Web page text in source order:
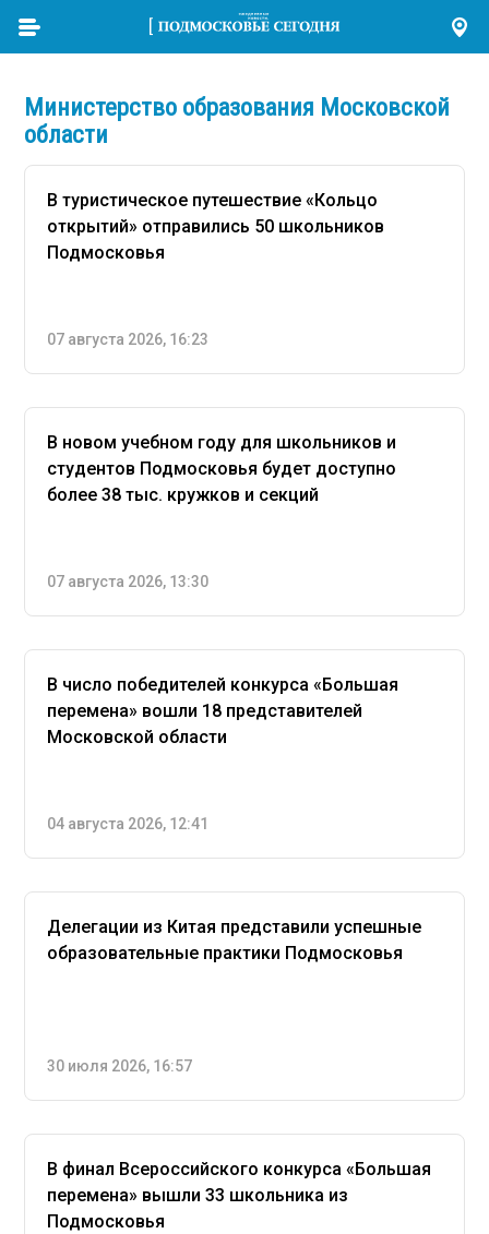
Министерство образования Московской
области
В туристическое путешествие «Кольцо
открытий» отправились 50 школьников
Подмосковья
07 августа 2026, 16:23
В новом учебном году для школьников и
студентов Подмосковья будет доступно
более 38 тыс. кружков и секций
07 августа 2026, 13:30
В число победителей конкурса «Большая
перемена» вошли 18 представителей
Московской области
04 августа 2026, 12:41
Делегации из Китая представили успешные
образовательные практики Подмосковья
30 июля 2026, 16:57
В финал Всероссийского конкурса «Большая
перемена» вышли 33 школьника из
Подмосковья